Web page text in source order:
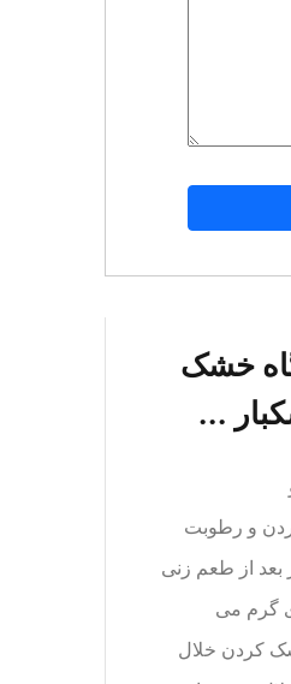
خشک
...
و رطوبت
از طعم زنی
گرم می
کردن خلال